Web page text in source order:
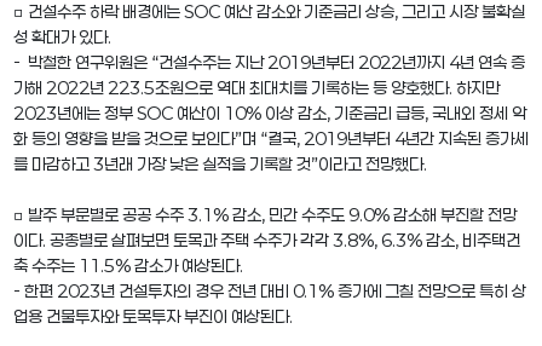
□ 건설수주 하락 배경에는 SOC 예산 감소와 기준금리 상승, 그리고 시장 불확실
성 확대가 있다.
- 박철한 연구위원은 “건설수주는 지난 2019년부터 2022년까지 4년 연속 증
가해 2022년 223.5조원으로 역대 최대치를 기록하는 등 양호했다. 하지만
2023년에는 정부 SOC 예산이 10% 이상 감소, 기준금리 급등, 국내외 정세 악
화 등의 영향을 받을 것으로 보인다”며 “결국, 2019년부터 4년간 지속된 증가세
를 마감하고 3년래 가장 낮은 실적을 기록할 것”이라고 전망했다.
□ 발주 부문별로 공공 수주 3.1% 감소, 민간 수주도 9.0% 감소해 부진할 전망
이다. 공종별로 살펴보면 토목과 주택 수주가 각각 3.8%, 6.3% 감소, 비주택건
축 수주는 11.5% 감소가 예상된다.
- 한편 2023년 건설투자의 경우 전년 대비 0.1% 증가에 그칠 전망으로 특히 상
업용 건물투자와 토목투자 부진이 예상된다.